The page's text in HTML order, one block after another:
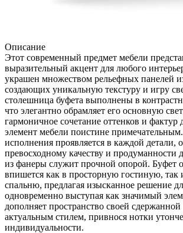
Описание
Этот современный предмет мебели
выразительный акцент для любого
украшен множеством рельефных панелей
создающих уникальную текстуру и игру
столешница буфета выполнены в
что элегантно обрамляет его основную
гармоничное сочетание оттенков и фактур
элемент мебели поистине
исполнения проявляется в каждой детали,
превосходному качеству и продуманности
из фанеры служит прочной опорой. Буфет
впишется как в просторную гостиную,
спальню, предлагая изысканное решение
одновременно выступая как значимый
дополняет пространство своей
актуальным стилем, привнося нотки
индивидуальности.